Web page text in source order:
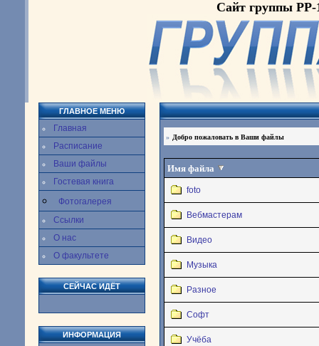
Сайт группы
ГЛАВНОЕ МЕНЮ
Главная
Расписание
Ваши файлы
Гостевая книга
Фотогалерея
Ссылки
О нас
О факультете
СЕЙЧАС ИДЁТ
ИНФОРМАЦИЯ
» Добро пожаловать в Ваши файлы
Имя файла
foto
Вебмастерам
Видео
Музыка
Разное
Софт
Учёба